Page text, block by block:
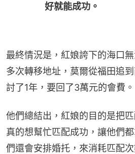
好就能成功。
最終情況是，紅娘誇下的海口
多次轉移地址，莫爾從福田追
討了1年，要回了3萬元的會費。
他們總結出，紅娘的目的是把
真的想幫忙匹配成功，讓他們
們還會安排婚托，來消耗匹配